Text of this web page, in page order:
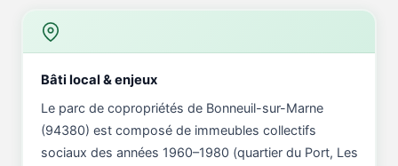
Bâti local & enjeux
Le parc de copropriétés de Bonneuil-sur-Marne
(94380) est composé de immeubles collectifs
sociaux des années 1960–1980 (quartier du Port, Les